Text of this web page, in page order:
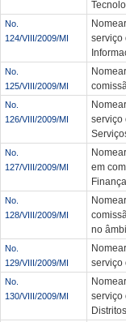
No.
124/VIII/2009/MI
serviço
No.
125/VIII/2009/MI
No.
126/VIII/2009/MI
serviço
No.
127/VIII/2009/MI
em
No.
128/VIII/2009/MI
no
No.
129/VIII/2009/MI
serviço
No.
130/VIII/2009/MI
serviço
Distritos